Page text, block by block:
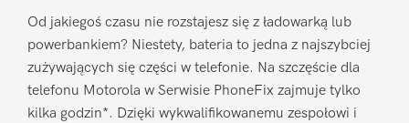
Od jakiegoś czasu nie rozstajesz się z ładowarką lub
powerbankiem? Niestety, bateria to jedna z najszybciej
zużywających się części w telefonie. Na szczęście dla
telefonu Motorola w Serwisie PhoneFix zajmuje tylko
kilka godzin*. Dzięki wykwalifikowanemu zespołowi i